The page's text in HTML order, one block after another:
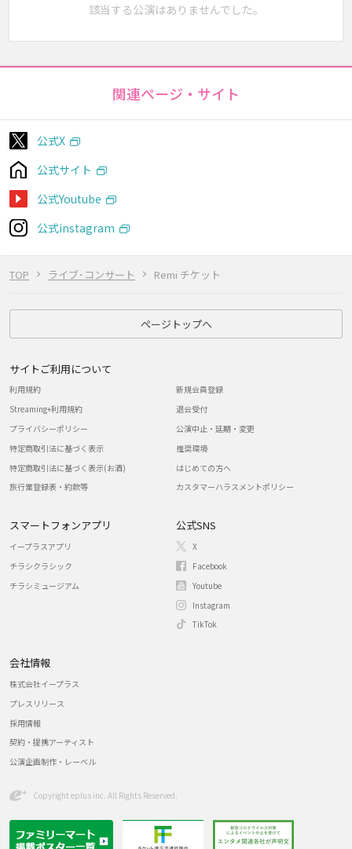
TOP ライブ･コンサート Remi チケット
該当する公演はありませんでした。
関連ページ・サイト
公式X
公式サイト
公式Youtube
公式instagram
ページトップへ
サイトご利用について
利用規約
Streaming+利用規約
プライバシーポリシー
特定商取引法に基づく表示
特定商取引法に基づく表示(お酒)
旅行業登録表・約款等
新規会員登録
退会受付
公演中止・延期・変更
推奨環境
はじめての方へ
カスタマーハラスメントポリシー
スマートフォンアプリ
イープラスアプリ
チラシクラシック
チラシミュージアム
公式SNS
X
Facebook
Youtube
Instagram
TikTok
会社情報
株式会社イープラス
プレスリリース
採用情報
契約・提携アーティスト
公演企画制作・レーベル
Copyright eplus inc. All Rights Reserved.